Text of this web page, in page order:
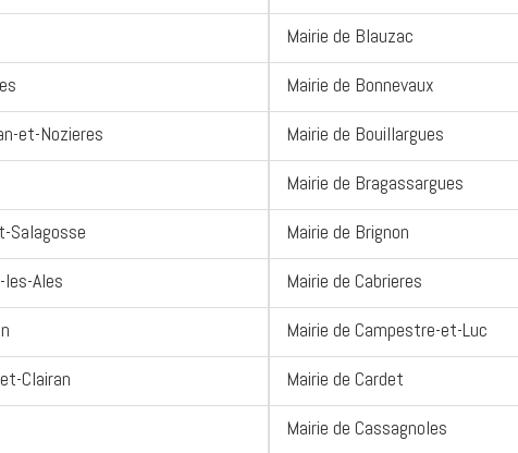
Mairie de Blauzac
Mairie de Bonnevaux
et-Nozieres
Mairie de Bouillargues
Mairie de Bragassargues
Salagosse
Mairie de Brignon
Ales
Mairie de Cabrieres
Mairie de Campestre-et-Luc
Clairan
Mairie de Cardet
Mairie de Cassagnoles